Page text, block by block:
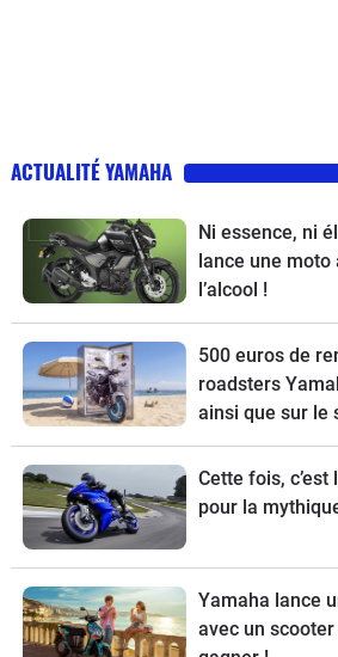
ACTUALITÉ YAMAHA
Ni essence, ni
lance une moto
l’alcool !
500 euros de
roadsters
ainsi que sur le
Cette fois,
pour la
Yamaha lance
avec un